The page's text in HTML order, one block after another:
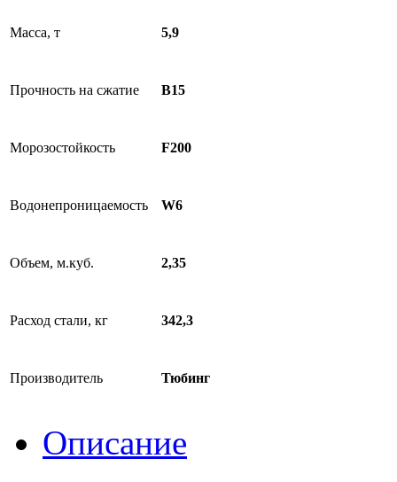
Масса, т 5,9
Прочность на сжатие B15
Морозостойкость F200
Водонепроницаемость W6
Объем, м.куб. 2,35
Расход стали, кг 342,3
Производитель Тюбинг
Описание